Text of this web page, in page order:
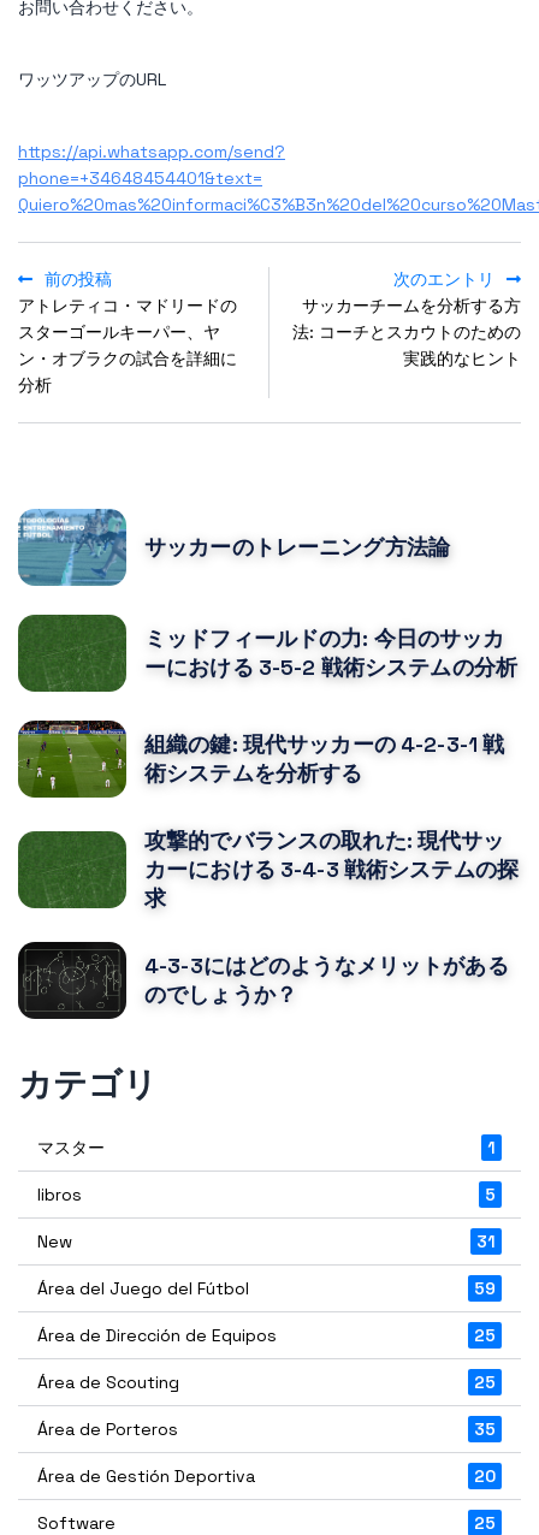
お問い合わせください。
ワッツアップのURL
https://api.whatsapp.com/send?
phone=+34648454401&text=
前の投稿
アトレティコ・マドリードの
スターゴールキーパー、ヤ
ン・オブラクの試合を詳細に
分析
次のエントリ
サッカーチームを分析する方
法: コーチとスカウトのための
実践的なヒント
サッカーのトレーニング方法論
ミッドフィールドの力: 今日のサッカ
ーにおける 3-5-2 戦術システムの分析
組織の鍵: 現代サッカーの 4-2-3-1 戦
術システムを分析する
攻撃的でバランスの取れた: 現代サッ
カーにおける 3-4-3 戦術システムの探
求
4-3-3にはどのようなメリットがある
のでしょうか？
カテゴリ
マスター 1
libros 5
New 31
Área del Juego del Fútbol 59
Área de Dirección de Equipos 25
Área de Scouting 25
Área de Porteros 35
Área de Gestión Deportiva 20
Software 25